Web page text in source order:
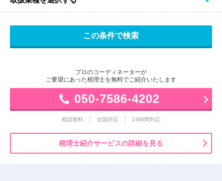
プロのコーディネーターが
ご要望にあった税理士を無料でご紹介いたします
050-7586-4202
相談無料 全国対応 24時間対応
税理士紹介サービスの詳細を見る